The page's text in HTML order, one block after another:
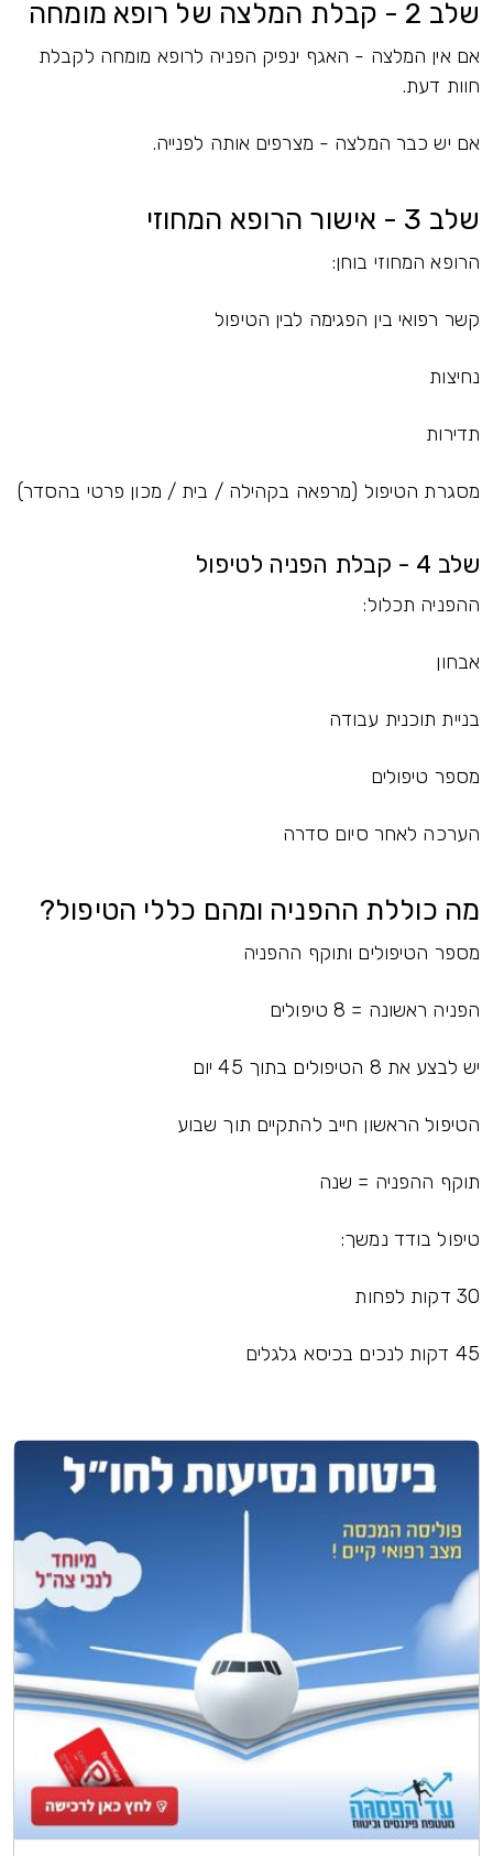
שלב 2 - קבלת המלצה של רופא מומחה
אם אין המלצה - האגף ינפיק הפניה לרופא מומחה לקבלת
חוות דעת.
אם יש כבר המלצה - מצרפים אותה לפנייה.
שלב 3 - אישור הרופא המחוזי
הרופא המחוזי בוחן:
קשר רפואי בין הפגימה לבין הטיפול
נחיצות
תדירות
מסגרת הטיפול (מרפאה בקהילה / בית / מכון פרטי בהסדר)
שלב 4 - קבלת הפניה לטיפול
ההפניה תכלול:
אבחון
בניית תוכנית עבודה
מספר טיפולים
הערכה לאחר סיום סדרה
מה כוללת ההפניה ומהם כללי הטיפול?
מספר הטיפולים ותוקף ההפניה
הפניה ראשונה = 8 טיפולים
יש לבצע את 8 הטיפולים בתוך 45 יום
הטיפול הראשון חייב להתקיים תוך שבוע
תוקף ההפניה = שנה
טיפול בודד נמשך:
30 דקות לפחות
45 דקות לנכים בכיסא גלגלים